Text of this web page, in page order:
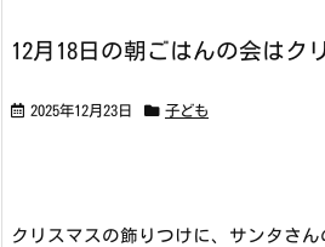
12月18日の朝ごはんの会はク
2025年12月23日 子ども
クリスマスの飾りつけに、サンタさ